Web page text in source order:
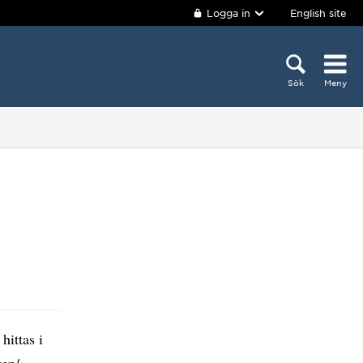
Logga in English site
Sök Meny
i